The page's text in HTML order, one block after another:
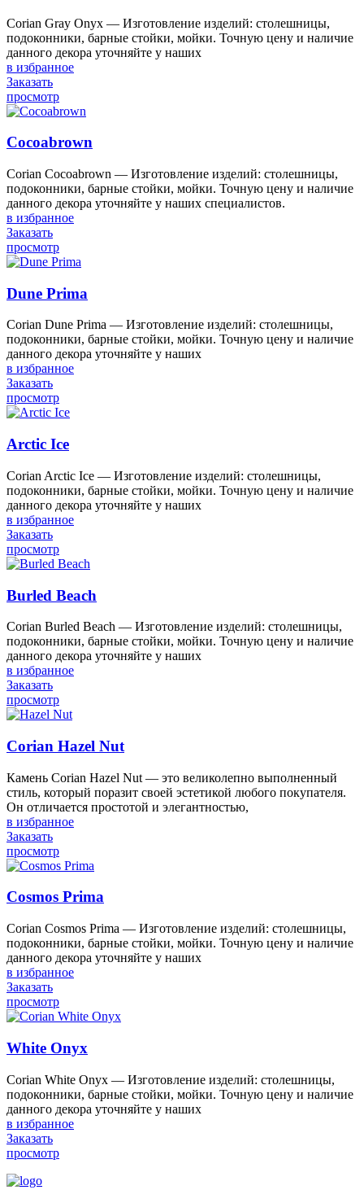
Corian Gray Onyx — Изготовление изделий: столешницы,
подоконники, барные стойки, мойки. Точную цену и наличие
данного декора уточняйте у наших
в избранное
Заказать
просмотр
Cocoabrown
Corian Cocoabrown — Изготовление изделий: столешницы,
подоконники, барные стойки, мойки. Точную цену и наличие
данного декора уточняйте у наших специалистов.
в избранное
Заказать
просмотр
Dune Prima
Corian Dune Prima — Изготовление изделий: столешницы,
подоконники, барные стойки, мойки. Точную цену и наличие
данного декора уточняйте у наших
в избранное
Заказать
просмотр
Arctic Ice
Corian Arctic Ice — Изготовление изделий: столешницы,
подоконники, барные стойки, мойки. Точную цену и наличие
данного декора уточняйте у наших
в избранное
Заказать
просмотр
Burled Beach
Corian Burled Beach — Изготовление изделий: столешницы,
подоконники, барные стойки, мойки. Точную цену и наличие
данного декора уточняйте у наших
в избранное
Заказать
просмотр
Corian Hazel Nut
Камень Corian Hazel Nut — это великолепно выполненный
стиль, который поразит своей эстетикой любого покупателя.
Он отличается простотой и элегантностью,
в избранное
Заказать
просмотр
Cosmos Prima
Corian Cosmos Prima — Изготовление изделий: столешницы,
подоконники, барные стойки, мойки. Точную цену и наличие
данного декора уточняйте у наших
в избранное
Заказать
просмотр
White Onyx
Corian White Onyx — Изготовление изделий: столешницы,
подоконники, барные стойки, мойки. Точную цену и наличие
данного декора уточняйте у наших
в избранное
Заказать
просмотр